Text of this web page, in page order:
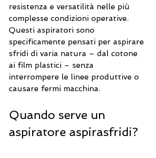
resistenza e versatilità nelle più
complesse condizioni operative.
Questi aspiratori sono
specificamente pensati per aspirare
sfridi di varia natura – dal cotone
ai film plastici – senza
interrompere le linee produttive o
causare fermi macchina.
Quando serve un
aspiratore aspirasfridi?